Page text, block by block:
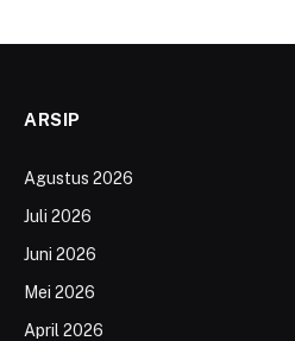
ARSIP
Agustus 2026
Juli 2026
Juni 2026
Mei 2026
April 2026